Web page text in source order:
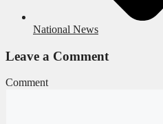
National News
Leave a Comment
Comment